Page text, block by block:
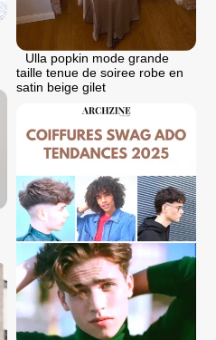
Ulla popkin mode grande
taille tenue de soiree robe en
satin beige gilet